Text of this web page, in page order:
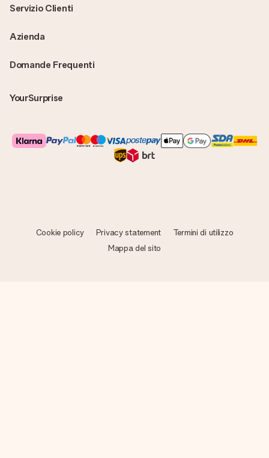
Domande Frequenti
YourSurprise
Servizio Clienti
Azienda
Cookie policy Privacy statement
Termini di utilizzo
Mappa del sito